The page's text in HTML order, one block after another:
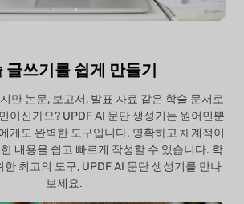
글쓰기를 쉽게 만들기
만 논문, 보고서, 발표 자료 같은 학술 문서로
이신가요? UPDF AI 문단 생성기는 원어민뿐
게도 완벽한 도구입니다. 명확하고 체계적이
내용을 쉽고 빠르게 작성할 수 있습니다. 학
한 최고의 도구, UPDF AI 문단 생성기를 만나
보세요.